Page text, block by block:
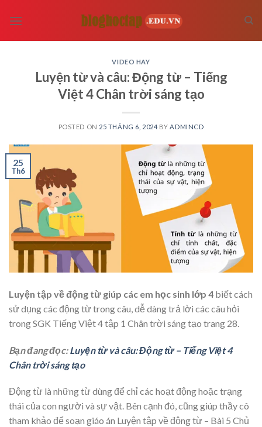
VIDEO HAY
Luyện từ và câu: Động từ – Tiếng
Việt 4 Chân trời sáng tạo
POSTED ON 25 THÁNG 6, 2024 BY ADMINCD
25
Th6
Luyện tập về động từ giúp các em học sinh lớp 4 biết cách
sử dụng các động từ trong câu, dễ dàng trả lời các câu hỏi
trong SGK Tiếng Việt 4 tập 1 Chân trời sáng tạo trang 28.
Bạn đang đọc:Luyện từ và câu: Động từ – Tiếng Việt 4
Chân trời sáng tạo
Động từ là những từ dùng để chỉ các hoạt động hoặc trạng
thái của con người và sự vật. Bên cạnh đó, cũng giúp thầy cô
tham khảo để soạn giáo án Luyện tập về động từ – Bài 5 Chủ